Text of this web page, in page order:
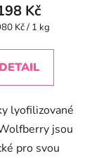
Kč
Kč / 1 kg
DETAIL
lyofilizované
jsou
pro svou